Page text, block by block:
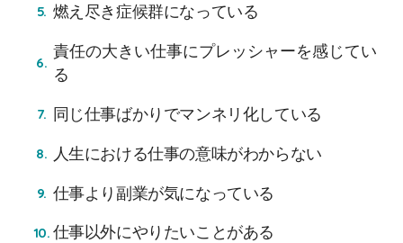
燃え尽き症候群になっている
責任の大きい仕事にプレッシャーを感じてい
る
同じ仕事ばかりでマンネリ化している
人生における仕事の意味がわからない
仕事より副業が気になっている
仕事以外にやりたいことがある